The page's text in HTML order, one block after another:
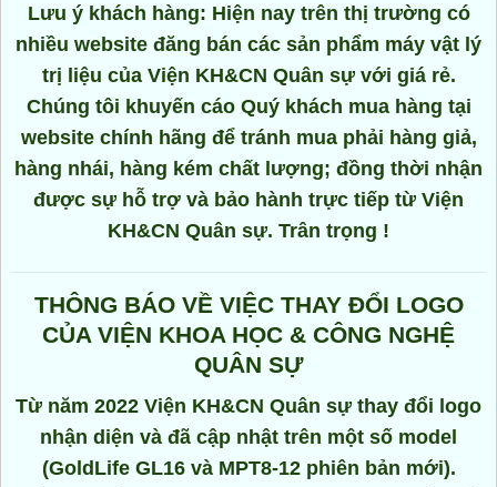
Lưu ý khách hàng: Hiện nay trên thị trường có
nhiều website đăng bán các sản phẩm máy vật lý
trị liệu của Viện KH&CN Quân sự với giá rẻ.
Chúng tôi khuyến cáo Quý khách mua hàng tại
website chính hãng để tránh mua phải hàng giả,
hàng nhái, hàng kém chất lượng; đồng thời nhận
được sự hỗ trợ và bảo hành trực tiếp từ Viện
KH&CN Quân sự. Trân trọng !
THÔNG BÁO VỀ VIỆC THAY ĐỔI LOGO
CỦA VIỆN KHOA HỌC & CÔNG NGHỆ
QUÂN SỰ
Từ năm 2022 Viện KH&CN Quân sự thay đổi logo
nhận diện và đã cập nhật trên một số model
(GoldLife GL16 và MPT8-12 phiên bản mới).